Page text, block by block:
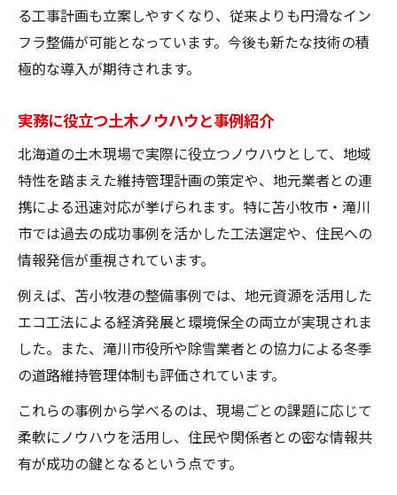
る工事計画も立案しやすくなり、従来よりも円滑なイン
フラ整備が可能となっています。今後も新たな技術の積
極的な導入が期待されます。
実務に役立つ土木ノウハウと事例紹介
北海道の土木現場で実際に役立つノウハウとして、地域
特性を踏まえた維持管理計画の策定や、地元業者との連
携による迅速対応が挙げられます。特に苫小牧市・滝川
市では過去の成功事例を活かした工法選定や、住民への
情報発信が重視されています。
例えば、苫小牧港の整備事例では、地元資源を活用した
エコ工法による経済発展と環境保全の両立が実現されま
した。また、滝川市役所や除雪業者との協力による冬季
の道路維持管理体制も評価されています。
これらの事例から学べるのは、現場ごとの課題に応じて
柔軟にノウハウを活用し、住民や関係者との密な情報共
有が成功の鍵となるという点です。